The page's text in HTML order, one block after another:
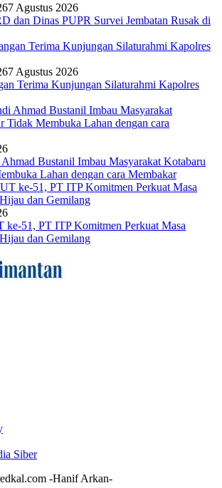
7 Agustus 2026
dan Dinas PUPR Survei Jembatan Rusak di
7 Agustus 2026
Terima Kunjungan Silaturahmi Kapolres
Bustanil Imbau Masyarakat Kotabaru
Lahan dengan cara Membakar
ke-51, PT ITP Komitmen Perkuat Masa
dan Gemilang
Siber
-Hanif Arkan-